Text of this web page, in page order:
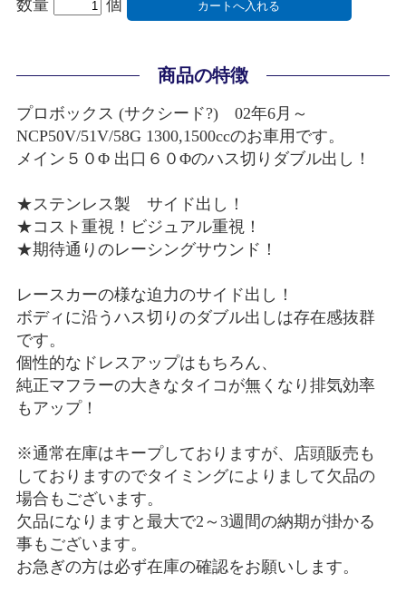
数量 個
商品の特徴
プロボックス (サクシード?) 02年6月～
NCP50V/51V/58G 1300,1500ccのお車用です。
メイン５０Φ 出口６０Φのハス切りダブル出し！
★ステンレス製 サイド出し！
★コスト重視！ビジュアル重視！
★期待通りのレーシングサウンド！
レースカーの様な迫力のサイド出し！
ボディに沿うハス切りのダブル出しは存在感抜群
です。
個性的なドレスアップはもちろん、
純正マフラーの大きなタイコが無くなり排気効率
もアップ！
※通常在庫はキープしておりますが、店頭販売も
しておりますのでタイミングによりまして欠品の
場合もございます。
欠品になりますと最大で2～3週間の納期が掛かる
事もございます。
お急ぎの方は必ず在庫の確認をお願いします。